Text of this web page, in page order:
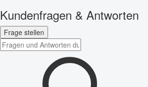
Kundenfragen & Antworten
Frage stellen